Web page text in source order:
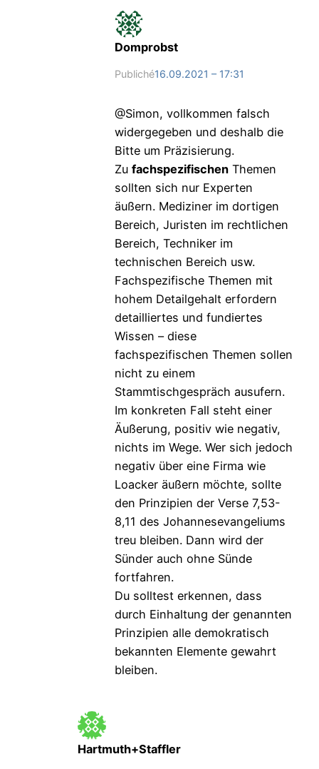
Domprobst
Publiché16.09.2021 – 17:31
@Simon, vollkommen falsch
widergegeben und deshalb die
Bitte um Präzisierung.
Zu fachspezifischenThemen
sollten sich nur Experten
äußern. Mediziner im dortigen
Bereich, Juristen im rechtlichen
Bereich, Techniker im
technischen Bereich usw.
Fachspezifische Themen mit
hohem Detailgehalt erfordern
detailliertes und fundiertes
Wissen – diese
fachspezifischen Themen sollen
nicht zu einem
Stammtischgespräch ausufern.
Im konkreten Fall steht einer
Äußerung, positiv wie negativ,
nichts im Wege. Wer sich jedoch
negativ über eine Firma wie
Loacker äußern möchte, sollte
den Prinzipien der Verse 7,53-
8,11 des Johannesevangeliums
treu bleiben. Dann wird der
Sünder auch ohne Sünde
fortfahren.
Du solltest erkennen, dass
durch Einhaltung der genannten
Prinzipien alle demokratisch
bekannten Elemente gewahrt
bleiben.
Hartmuth+Staffler